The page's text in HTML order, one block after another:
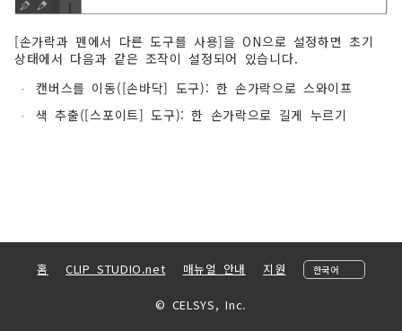
[손가락과 펜에서 다른 도구를 사용]을 ON으로 설정하면 초기
상태에서 다음과 같은 조작이 설정되어 있습니다.
· 캔버스를 이동([손바닥] 도구): 한 손가락으로 스와이프
· 색 추출([스포이트] 도구): 한 손가락으로 길게 누르기
홈 CLIP STUDIO.net 매뉴얼 안내 지원
© CELSYS, Inc.